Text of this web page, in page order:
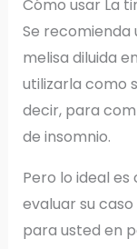
Cómo usar La
Se recomienda
melisa diluida
utilizarla como
decir, para
de insomnio.
Pero lo ideal
evaluar su
para usted en